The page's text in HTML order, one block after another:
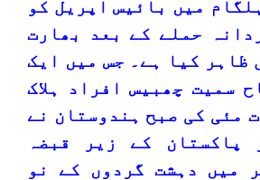
میں بائیس اپریل کو
حملے کے بعد بھارت
ظاہر کیا ہے۔ جس میں ایک
سمیت چھبیس افراد ہلاک
مئی کی صبح ہندوستان نے
پاکستان کے زیر قبضہ
میں دہشت گردوں کے نو